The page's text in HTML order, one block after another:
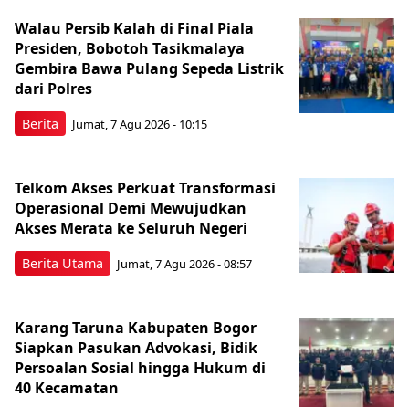
Berita
Walau Persib Kalah di Final Piala
Presiden, Bobotoh Tasikmalaya
Gembira Bawa Pulang Sepeda Listrik
dari Polres
Jumat, 7 Agu 2026 - 10:15
Berita Utama
Telkom Akses Perkuat Transformasi
Operasional Demi Mewujudkan
Akses Merata ke Seluruh Negeri
Jumat, 7 Agu 2026 - 08:57
Karang Taruna Kabupaten Bogor
Siapkan Pasukan Advokasi, Bidik
Persoalan Sosial hingga Hukum di
40 Kecamatan